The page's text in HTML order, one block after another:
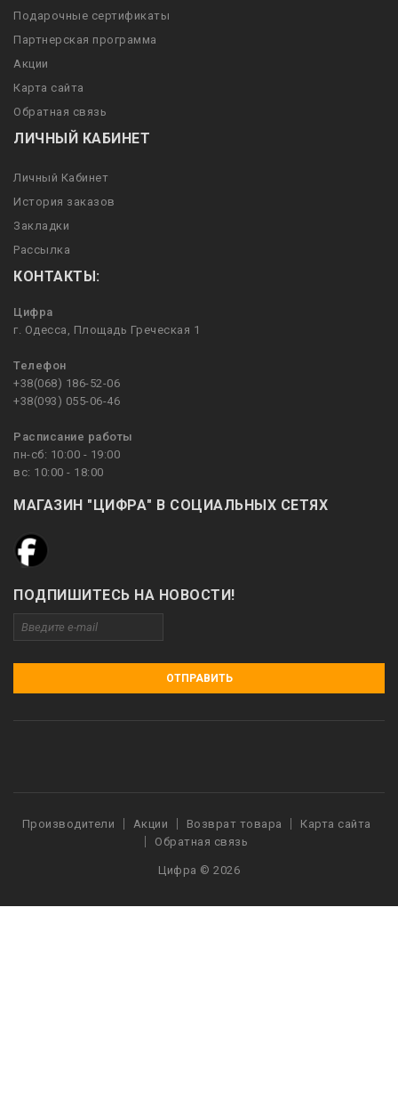
Подарочные сертификаты
Партнерская программа
Акции
Карта сайта
Обратная связь
ЛИЧНЫЙ КАБИНЕТ
Личный Кабинет
История заказов
Закладки
Рассылка
КОНТАКТЫ:
Цифра
г. Одесса, Площадь Греческая 1
Телефон
+38(068) 186-52-06
+38(093) 055-06-46
Расписание работы
пн-сб: 10:00 - 19:00
вс: 10:00 - 18:00
МАГАЗИН "ЦИФРА" В СОЦИАЛЬНЫХ СЕТЯХ
ПОДПИШИТЕСЬ НА НОВОСТИ!
ОТПРАВИТЬ
Производители Акции Возврат товара
Карта сайта
Обратная связь
Цифра © 2026